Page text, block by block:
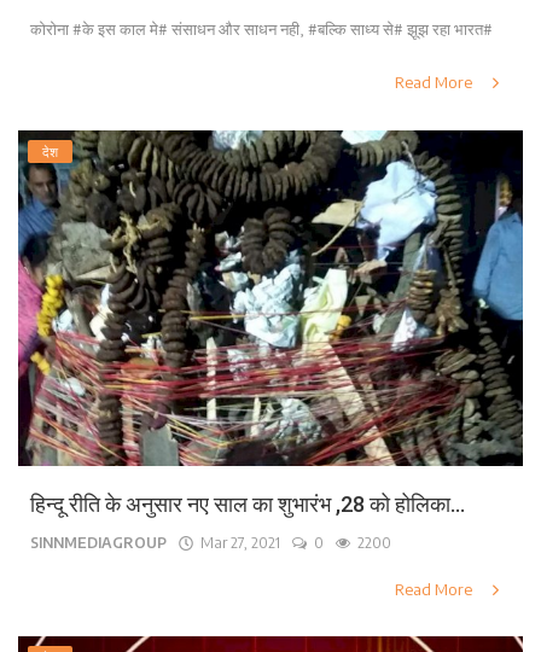
कोरोना #के इस काल मे# संसाधन और साधन नही, #बल्कि साध्य से# झूझ रहा भारत#
Read More
देश
हिन्दू रीति के अनुसार नए साल का शुभारंभ ,28 को होलिका...
SINNMEDIAGROUP Mar 27, 2021 0 2200
Read More